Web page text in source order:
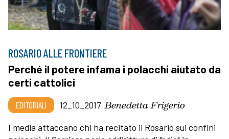
ROSARIO ALLE FRONTIERE
Perché il potere infama i polacchi aiutato da
certi cattolici
EDITORIALI 12_10_2017 Benedetta Frigerio
I media attaccano chi ha recitato il Rosario sui confini